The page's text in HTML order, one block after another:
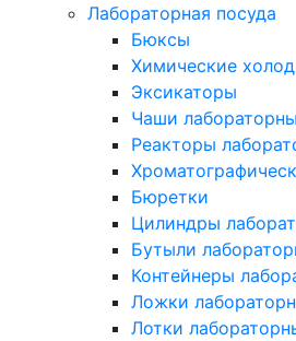
Лабораторная посуда
Бюксы
Химические
Эксикаторы
Чаши
Реакторы
Бюретки
Цилиндры
Бутыли
Контейнеры
Ложки
Лотки